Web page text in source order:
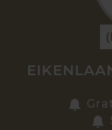
Zoek een